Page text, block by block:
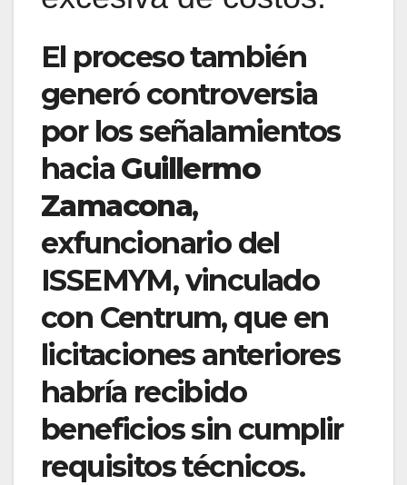
El proceso también
generó controversia
por los señalamientos
hacia Guillermo
Zamacona,
exfuncionario del
ISSEMYM, vinculado
con Centrum, que en
licitaciones anteriores
habría recibido
beneficios sin cumplir
requisitos técnicos.